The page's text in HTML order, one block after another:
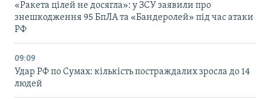
«Ракета цілей не досягла»: у ЗСУ заявили про
знешкодження 95 БпЛА та «Бандеролей» під час атаки
РФ
09:09
Удар РФ по Сумах: кількість постраждалих зросла до 14
людей